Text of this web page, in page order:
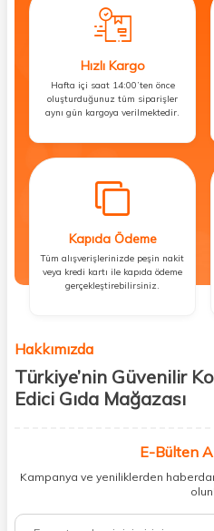
Hızlı Kargo
Hafta içi saat 14:00’ten önce
oluşturduğunuz tüm siparişler
aynı gün kargoya verilmektedir.
Kapıda Ödeme
Tüm alışverişlerinizde peşin nakit
veya kredi kartı ile kapıda ödeme
gerçekleştirebilirsiniz.
Hakkımızda
Türkiye’nin Güvenilir
Edici Gıda Mağazası
kişisel bakım hem de takviye edici
buluşturuyoruz. Artık mağaza
ihtiyacınız olan her şeyi tek bir çatı
%100 orijinal kozmetik ve sağlık
E-Bülten
Kampanya ve yeniliklerden
olun!